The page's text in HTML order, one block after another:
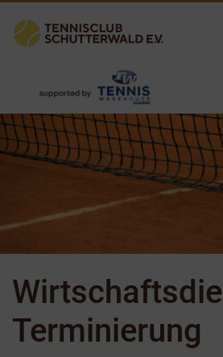
Terminierung